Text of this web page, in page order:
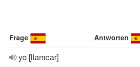
Frage Antworten
yo [llamear]